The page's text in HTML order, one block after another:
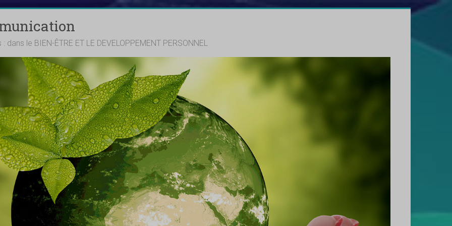
le BIEN-ÊTRE ET LE DEVELOPPEMENT PERSONNEL